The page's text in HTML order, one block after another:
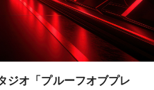
ジオ「プルーフオブプレ